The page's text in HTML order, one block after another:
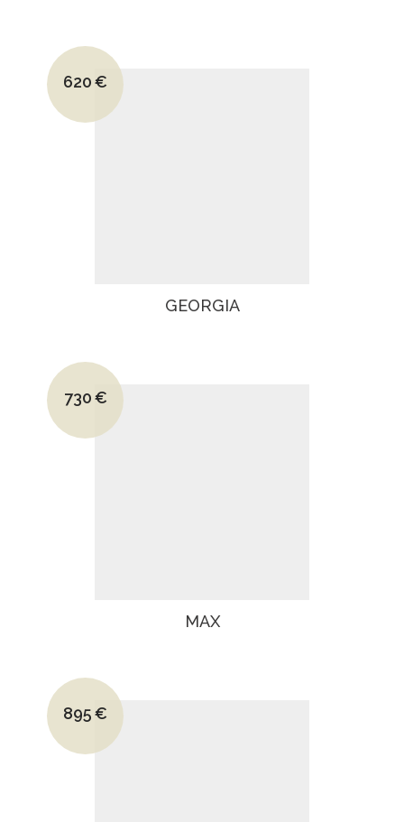
Le prix initial était : 865€.
620€
Le prix actuel est : 620€.
GEORGIA
Le prix initial était : 1045€.
730€
Le prix actuel est : 730€.
MAX
Le prix initial était : 1195€.
895€
Le prix actuel est : 895€.